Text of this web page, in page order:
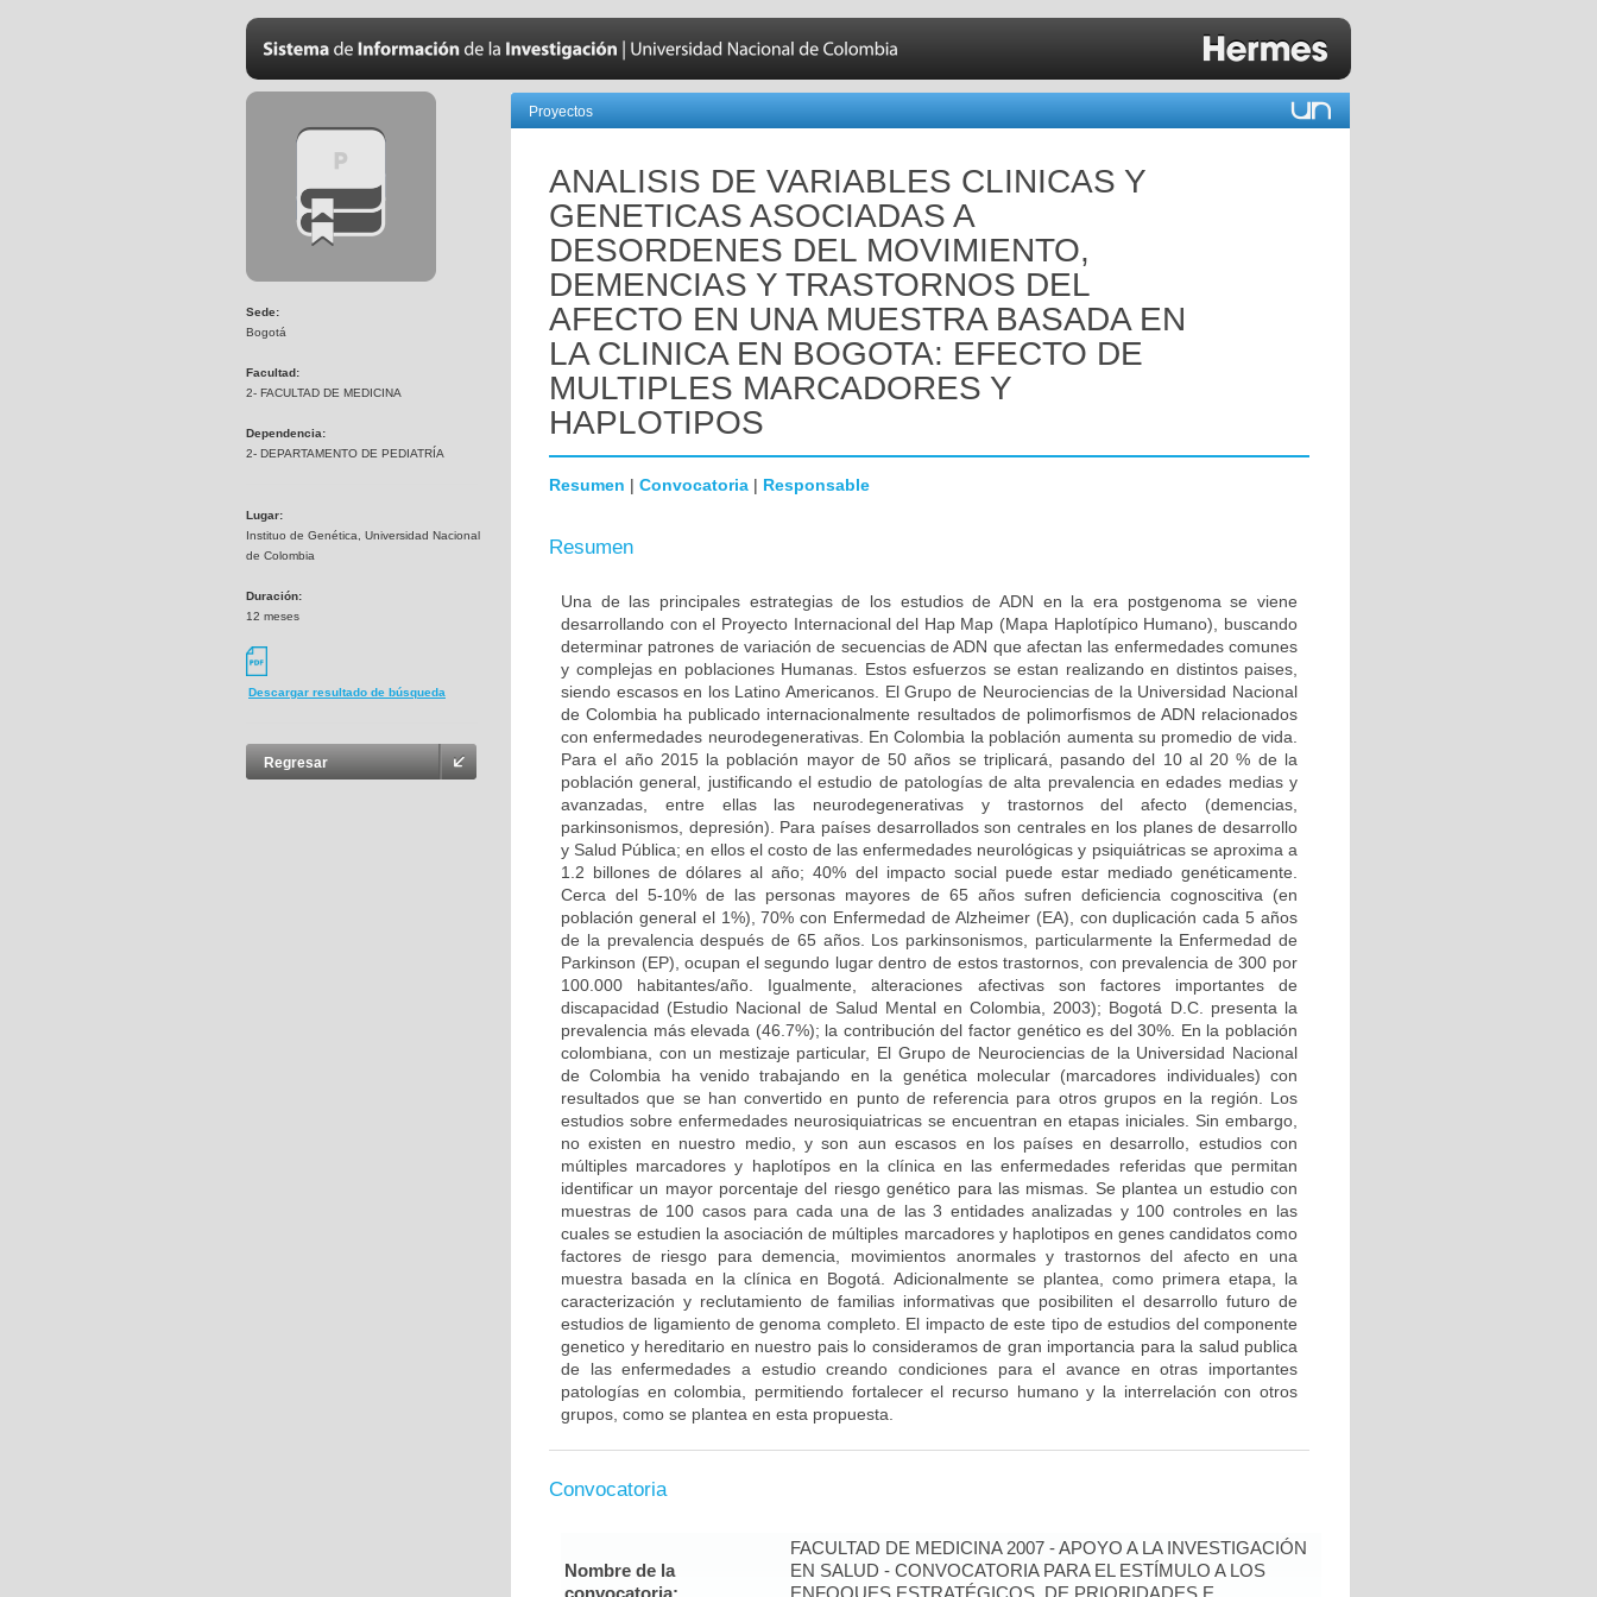
Sede:
Bogotá
Facultad:
2- FACULTAD DE MEDICINA
Dependencia:
2- DEPARTAMENTO DE PEDIATRÍA
Lugar:
Instituo de Genética, Universidad Nacional
de Colombia
Duración:
12 meses
Descargar resultado de búsqueda
Regresar
Proyectos
ANALISIS DE VARIABLES CLINICAS Y
GENETICAS ASOCIADAS A
DESORDENES DEL MOVIMIENTO,
DEMENCIAS Y TRASTORNOS DEL
AFECTO EN UNA MUESTRA BASADA EN
LA CLINICA EN BOGOTA: EFECTO DE
MULTIPLES MARCADORES Y
HAPLOTIPOS
Resumen | Convocatoria | Responsable
Resumen
Una de las principales estrategias de los estudios de ADN en la era postgenoma se viene
desarrollando con el Proyecto Internacional del Hap Map (Mapa Haplotípico Humano), buscando
determinar patrones de variación de secuencias de ADN que afectan las enfermedades comunes
y complejas en poblaciones Humanas. Estos esfuerzos se estan realizando en distintos paises,
siendo escasos en los Latino Americanos. El Grupo de Neurociencias de la Universidad Nacional
de Colombia ha publicado internacionalmente resultados de polimorfismos de ADN relacionados
con enfermedades neurodegenerativas. En Colombia la población aumenta su promedio de vida.
Para el año 2015 la población mayor de 50 años se triplicará, pasando del 10 al 20 % de la
población general, justificando el estudio de patologías de alta prevalencia en edades medias y
avanzadas, entre ellas las neurodegenerativas y trastornos del afecto (demencias,
parkinsonismos, depresión). Para países desarrollados son centrales en los planes de desarrollo
y Salud Pública; en ellos el costo de las enfermedades neurológicas y psiquiátricas se aproxima a
1.2 billones de dólares al año; 40% del impacto social puede estar mediado genéticamente.
Cerca del 5-10% de las personas mayores de 65 años sufren deficiencia cognoscitiva (en
población general el 1%), 70% con Enfermedad de Alzheimer (EA), con duplicación cada 5 años
de la prevalencia después de 65 años. Los parkinsonismos, particularmente la Enfermedad de
Parkinson (EP), ocupan el segundo lugar dentro de estos trastornos, con prevalencia de 300 por
100.000 habitantes/año. Igualmente, alteraciones afectivas son factores importantes de
discapacidad (Estudio Nacional de Salud Mental en Colombia, 2003); Bogotá D.C. presenta la
prevalencia más elevada (46.7%); la contribución del factor genético es del 30%. En la población
colombiana, con un mestizaje particular, El Grupo de Neurociencias de la Universidad Nacional
de Colombia ha venido trabajando en la genética molecular (marcadores individuales) con
resultados que se han convertido en punto de referencia para otros grupos en la región. Los
estudios sobre enfermedades neurosiquiatricas se encuentran en etapas iniciales. Sin embargo,
no existen en nuestro medio, y son aun escasos en los países en desarrollo, estudios con
múltiples marcadores y haplotípos en la clínica en las enfermedades referidas que permitan
identificar un mayor porcentaje del riesgo genético para las mismas. Se plantea un estudio con
muestras de 100 casos para cada una de las 3 entidades analizadas y 100 controles en las
cuales se estudien la asociación de múltiples marcadores y haplotipos en genes candidatos como
factores de riesgo para demencia, movimientos anormales y trastornos del afecto en una
muestra basada en la clínica en Bogotá. Adicionalmente se plantea, como primera etapa, la
caracterización y reclutamiento de familias informativas que posibiliten el desarrollo futuro de
estudios de ligamiento de genoma completo. El impacto de este tipo de estudios del componente
genetico y hereditario en nuestro pais lo consideramos de gran importancia para la salud publica
de las enfermedades a estudio creando condiciones para el avance en otras importantes
patologías en colombia, permitiendo fortalecer el recurso humano y la interrelación con otros
grupos, como se plantea en esta propuesta.
Convocatoria
Nombre de la
convocatoria:
FACULTAD DE MEDICINA 2007 - APOYO A LA INVESTIGACIÓN
EN SALUD - CONVOCATORIA PARA EL ESTÍMULO A LOS
ENFOQUES ESTRATÉGICOS, DE PRIORIDADES E